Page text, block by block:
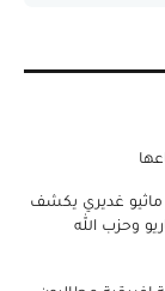
غديري يكشف
وحزب الله